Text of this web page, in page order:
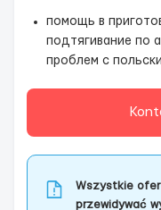
помощь в
подтягивание по
проблем с
Wszystkie
przewidywać